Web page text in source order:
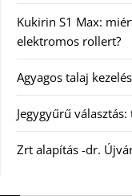
Kukirin S1 Max:
elektromos rollert?
Agyagos talaj
Jegygyűrű
Zrt alapítás -dr.